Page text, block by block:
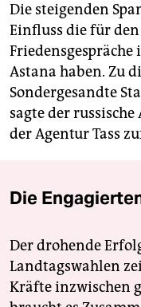
Die steigenden
Einfluss die für
Astana haben. Zu
Sondergesandte
sagte der
der Agentur Tass
Die
Der drohende
Landtagswahlen
Kräfte inzwischen